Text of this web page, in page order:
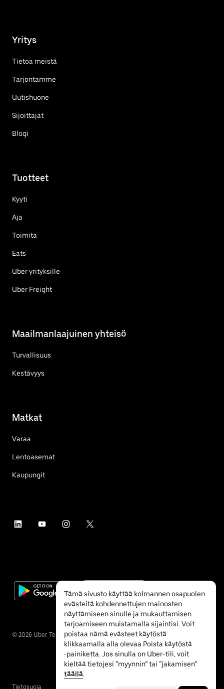
Yritys
Tietoa meistä
Tarjontamme
Uutishuone
Sijoittajat
Blogi
Tuotteet
Kyyti
Aja
Toimita
Eats
Uber yrityksille
Uber Freight
Maailmanlaajuinen yhteisö
Turvallisuus
Kestävyys
Matkat
Varaa
Lentoasemat
Kaupungit
© 2026 Uber Technologies Inc.
Tietosuoja
Tämä sivusto käyttää kolmannen osapuolen
evästeitä kohdennettujen mainosten
näyttämiseen sinulle ja mukauttamisen
tarjoamiseen muistamalla sijaintisi. Voit
poistaa nämä evästeet käytöstä
klikkaamalla alla olevaa Poista käytöstä
‐painiketta. Jos sinulla on Uber-tili, voit
kieltää tietojesi ”myynnin” tai ”jakamisen”
täällä.